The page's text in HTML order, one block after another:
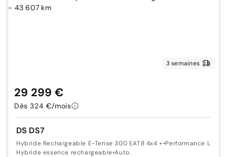
3 semaines
DS DS7
Hybride Rechargeable E-Tense 300 EAT8 4x4 +•Performance Line
Hybride essence rechargeable•Auto.
29 299 €
Dès 324 €/mois